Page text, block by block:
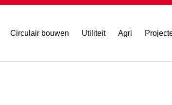
Circulair bouwen Utiliteit Agri